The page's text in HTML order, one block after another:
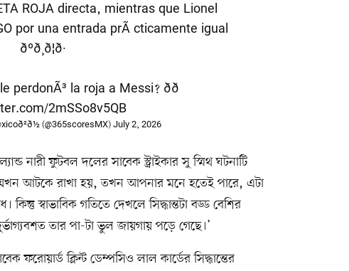
ROJA directa, mientras que Lionel
por una entrada prÃ¡cticamente igual
ðºð¸ð¦ð·
la roja a Messi? ðð
2mSSo8v5QB
(@365scoresMX)July 2, 2026
নারী ফুটবল দলের সাবেক স্ট্রাইকার সু স্মিথ ঘটনাটি
যখন আটকে রাখা হয়, তখন আপনার মনে হতেই পারে, এটা
স্বাভাবিক গতিতে দেখলে সিদ্ধান্তটা বড্ড বেশির
তার পা-টা ভুল জায়গায় পড়ে গেছে।’
ফরোয়ার্ড ক্লিন্ট ডেম্পসিও লাল কার্ডের সিদ্ধান্তের